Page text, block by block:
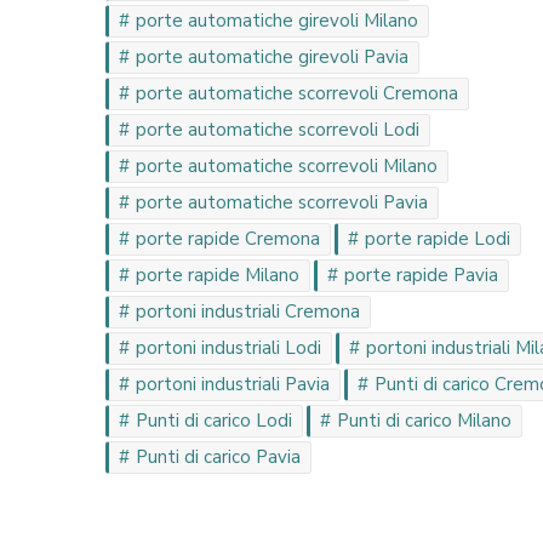
porte automatiche girevoli Milano
porte automatiche girevoli Pavia
porte automatiche scorrevoli Cremona
porte automatiche scorrevoli Lodi
porte automatiche scorrevoli Milano
porte automatiche scorrevoli Pavia
porte rapide Cremona
porte rapide Lodi
porte rapide Milano
porte rapide Pavia
portoni industriali Cremona
portoni industriali Lodi
portoni industriali
portoni industriali Pavia
Punti di carico
Punti di carico Lodi
Punti di carico Milano
Punti di carico Pavia